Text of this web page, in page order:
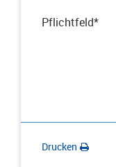
Pflichtfeld*
Drucken